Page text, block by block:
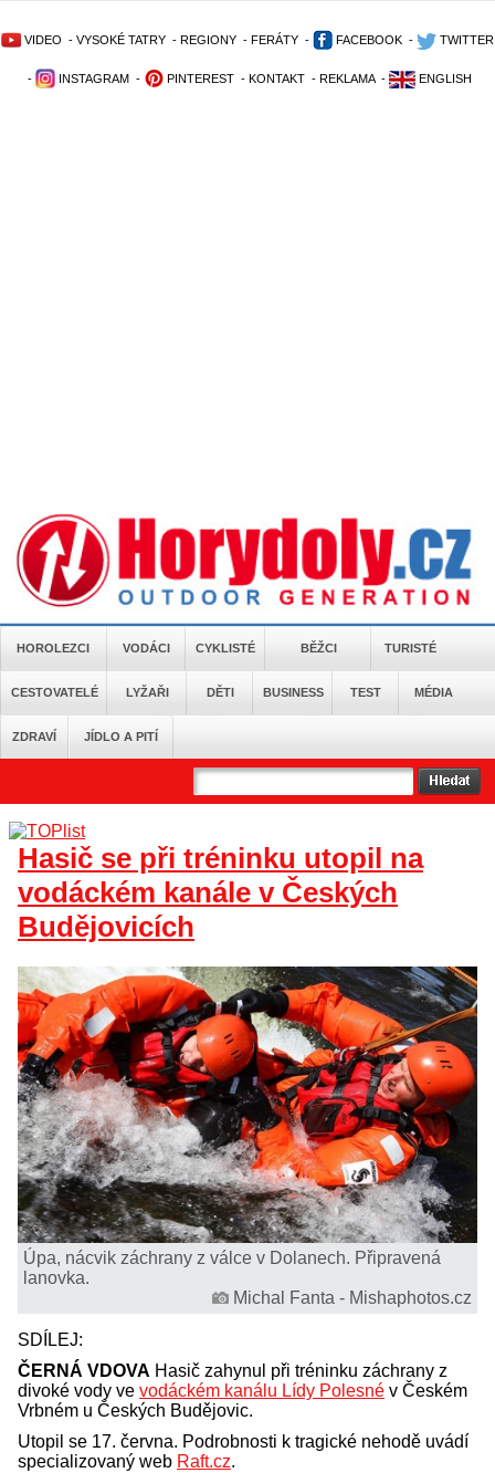
VIDEO - VYSOKÉ TATRY - REGIONY - FERÁTY - FACEBOOK - TWITTER
- INSTAGRAM - PINTEREST - KONTAKT - REKLAMA - ENGLISH
HOROLEZCI VODÁCI CYKLISTÉ BĚŽCI TURISTÉ
CESTOVATELÉ LYŽAŘI DĚTI BUSINESS TEST MÉDIA
ZDRAVÍ JÍDLO A PITÍ
Hasič se při tréninku utopil na
vodáckém kanále v Českých
Budějovicích
Úpa, nácvik záchrany z válce v Dolanech. Připravená
lanovka.
Michal Fanta - Mishaphotos.cz
SDÍLEJ:
ČERNÁ VDOVA Hasič zahynul při tréninku záchrany z
divoké vody ve vodáckém kanálu Lídy Polesné v Českém
Vrbném u Českých Budějovic.
Utopil se 17. června. Podrobnosti k tragické nehodě uvádí
specializovaný web Raft.cz.